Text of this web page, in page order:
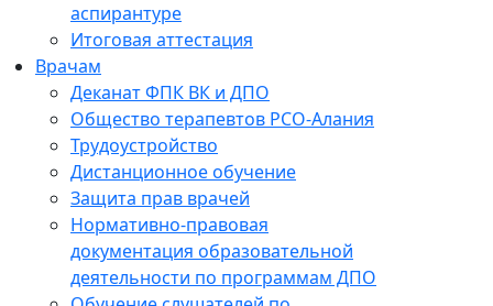
аспирантуре
Итоговая аттестация
Врачам
Деканат ФПК ВК и ДПО
Общество терапевтов РСО-Алания
Трудоустройство
Дистанционное обучение
Защита прав врачей
Нормативно-правовая
документация образовательной
деятельности по программам ДПО